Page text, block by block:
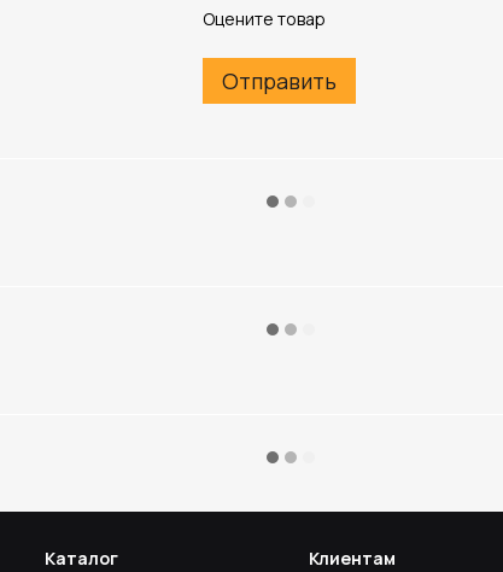
Оцените товар
Отправить
Каталог Клиентам